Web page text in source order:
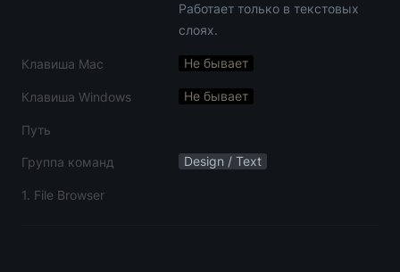
Работает только в текстовых
слоях.
Клавиша Mac Не бывает
Клавиша Windows Не бывает
Путь
Группа команд Design / Text
1. File Browser